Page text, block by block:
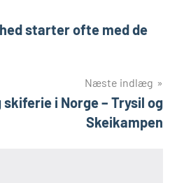
starter ofte med de
Næste indlæg
i Norge – Trysil og
Skeikampen